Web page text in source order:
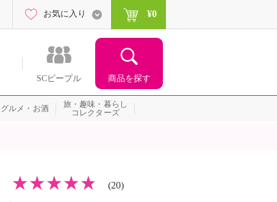
SCピープル 商品を探す
お気に入り ¥0
グルメ・お酒
旅・趣味・暮らし
コレクターズ
(20)